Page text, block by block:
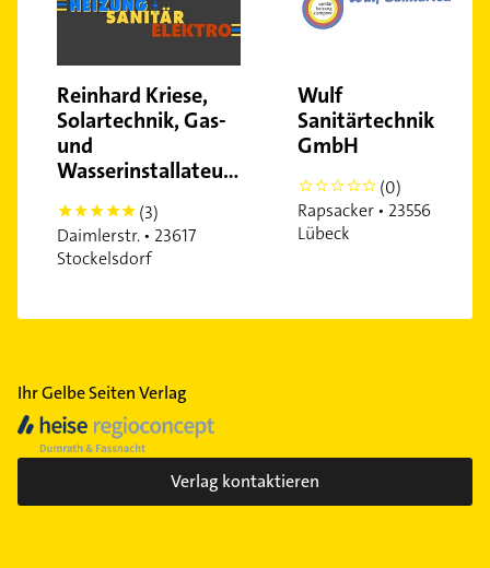
Reinhard Kriese,
Solartechnik, Gas-
und
Wasserinstallateurmeister
5
(3)
Daimlerstr. • 23617
Stockelsdorf
Wulf
Sanitärtechnik
GmbH
0
(0)
Rapsacker • 23556
Lübeck
Ihr Gelbe Seiten Verlag
Verlag kontaktieren